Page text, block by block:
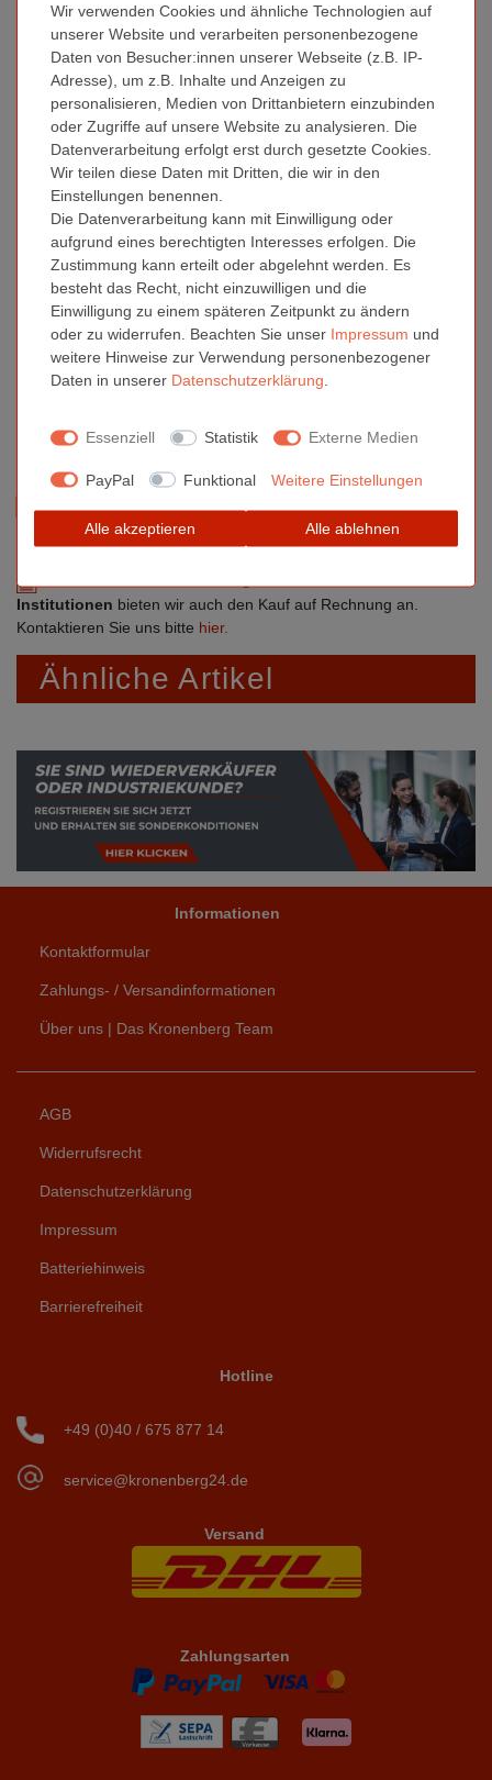
Unser Service Team erreichen Sie Mo-Fr. von 8 bis 17 Uhr
direkt im Live-Chat. Den Live Chat finden Sie unten rechts.
Weitere Details
Fragen zum Artikel
Technisches
Merkmal
Wert
Zustand
Neu
Hersteller
1 Stück
Gewicht
20 g
Sind Sie Gewerbetreibender?Lassen Sie sich die Preise
direkt online ohne MwSt. anzeigen. Bitte registrieren Sie sich
Institutionen bieten wir auch den Kauf auf Rechnung an.
Kontaktieren Sie uns bitte hier.
Ähnliche Artikel
Informationen
Kontaktformular
Zahlungs- / Versandinformationen
Über uns | Das Kronenberg Team
AGB
Widerrufsrecht
Datenschutzerklärung
Impressum
Batteriehinweis
Barrierefreiheit
Hotline
+49 (0)40 / 675 877 14
service@kronenberg24.de
Versand
Zahlungsarten
Wir verwenden Cookies und ähnliche Technologien auf
unserer Website und verarbeiten personenbezogene
Daten von Besucher:innen unserer Webseite (z.B. IP-
Adresse), um z.B. Inhalte und Anzeigen zu
personalisieren, Medien von Drittanbietern einzubinden
oder Zugriffe auf unsere Website zu analysieren. Die
Datenverarbeitung erfolgt erst durch gesetzte Cookies.
Wir teilen diese Daten mit Dritten, die wir in den
Einstellungen benennen.
Die Datenverarbeitung kann mit Einwilligung oder
aufgrund eines berechtigten Interesses erfolgen. Die
Zustimmung kann erteilt oder abgelehnt werden. Es
besteht das Recht, nicht einzuwilligen und die
Einwilligung zu einem späteren Zeitpunkt zu ändern
oder zu widerrufen. Beachten Sie unser Impressum und
weitere Hinweise zur Verwendung personenbezogener
Daten in unserer Daten­schutz­erklärung
Essenziell Statistik Externe Medien
PayPal Funktional Weitere Einstellungen
Alle akzeptieren Alle ablehnen